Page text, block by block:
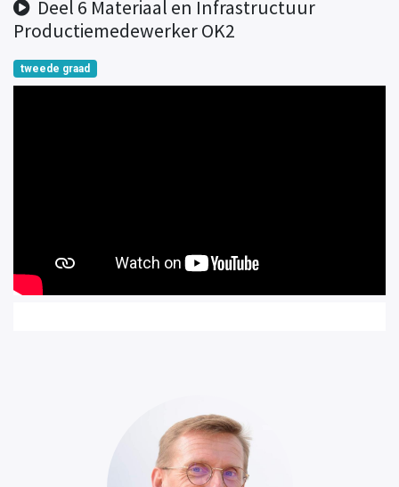
Deel 6 Materiaal en Infrastructuur
Productiemedewerker OK2
tweede graad